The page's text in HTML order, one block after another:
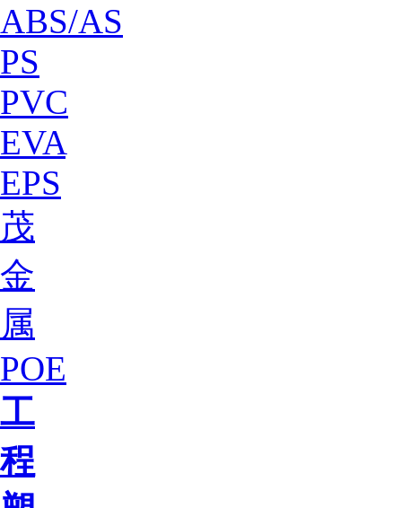
ABS/AS
PS
PVC
EVA
EPS
茂
金
属
POE
工
程